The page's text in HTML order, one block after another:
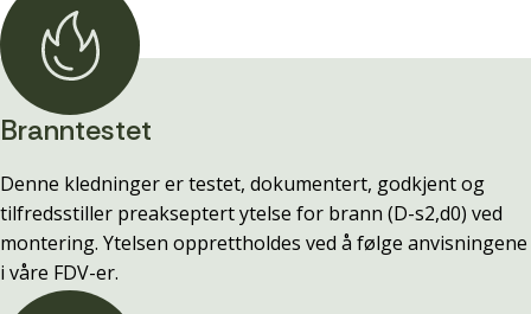
Branntestet
Denne kledninger er testet, dokumentert, godkjent og
tilfredsstiller preakseptert ytelse for brann (D-s2,d0) ved
montering. Ytelsen opprettholdes ved å følge anvisningene
i våre FDV-er.